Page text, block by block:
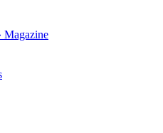
Magazine